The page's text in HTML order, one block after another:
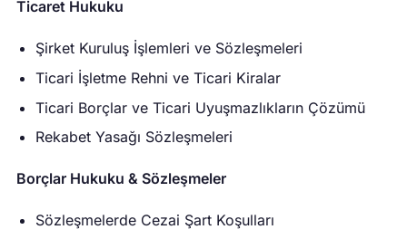
Ticaret Hukuku
Şirket Kuruluş İşlemleri ve Sözleşmeleri
Ticari İşletme Rehni ve Ticari Kiralar
Ticari Borçlar ve Ticari Uyuşmazlıkların Çözümü
Rekabet Yasağı Sözleşmeleri
Borçlar Hukuku & Sözleşmeler
Sözleşmelerde Cezai Şart Koşulları